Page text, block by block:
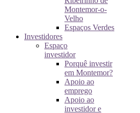
Montemor-o-
Velho
Espaços Verdes
Investidores
Espaço
investidor
Porquê investir
em Montemor?
Apoio ao
emprego
Apoio ao
investidor e